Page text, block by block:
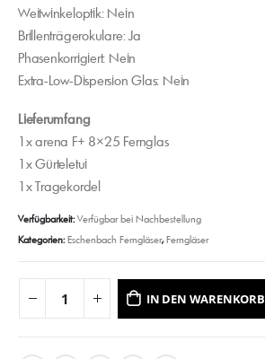
Weitwinkeloptik: Nein
Brillenträgerokulare: Ja
Phasenkorrigiert: Nein
Extra-Low-Dispersion Glas: Nein
Lieferumfang
1x arena F+ 8×25 Fernglas
1x Gürteletui
1x Tragekordel
Verfügbarkeit:Verfügbar bei Nachbestellung
Kategorien:Eschenbach Ferngläser,Ferngläser
IN DEN WARENKORB